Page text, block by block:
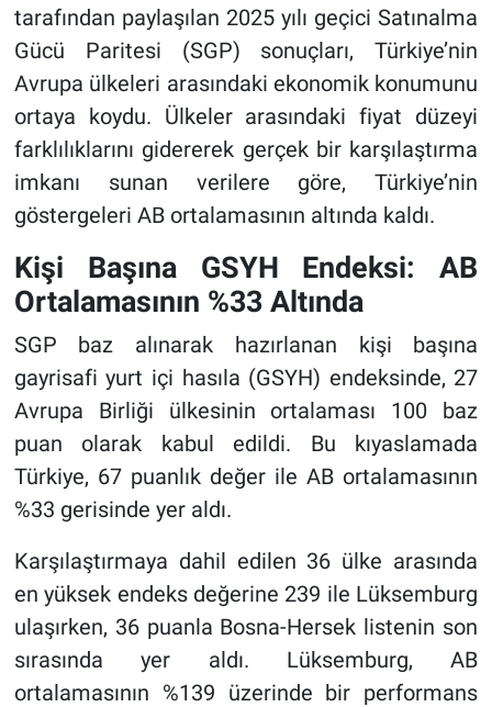
tarafından paylaşılan 2025 yılı geçici Satınalma
Gücü Paritesi (SGP) sonuçları, Türkiye’nin
Avrupa ülkeleri arasındaki ekonomik konumunu
ortaya koydu. Ülkeler arasındaki fiyat düzeyi
farklılıklarını gidererek gerçek bir karşılaştırma
imkanı sunan verilere göre, Türkiye’nin
göstergeleri AB ortalamasının altında kaldı.
Kişi Başına GSYH Endeksi: AB
Ortalamasının %33 Altında
SGP baz alınarak hazırlanan kişi başına
gayrisafi yurt içi hasıla (GSYH) endeksinde, 27
Avrupa Birliği ülkesinin ortalaması 100 baz
puan olarak kabul edildi. Bu kıyaslamada
Türkiye, 67 puanlık değer ile AB ortalamasının
%33 gerisinde yer aldı.
Karşılaştırmaya dahil edilen 36 ülke arasında
en yüksek endeks değerine 239 ile Lüksemburg
ulaşırken, 36 puanla Bosna-Hersek listenin son
sırasında yer aldı. Lüksemburg, AB
ortalamasının %139 üzerinde bir performans